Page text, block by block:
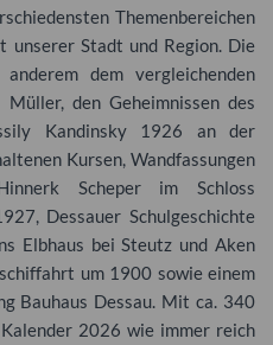
Themenbereichen
unserer Stadt und Region. Die
dem vergleichenden
den Geheimnissen des
Kandinsky 1926 an der
Kursen, Wandfassungen
Scheper im Schloss
Dessauer Schulgeschichte
Elbhaus bei Steutz und Aken
um 1900 sowie einem
Bauhaus Dessau. Mit ca. 340
2026 wie immer reich